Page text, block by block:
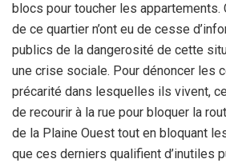
blocs pour toucher les
de ce quartier n’ont eu de cesse
publics de la dangerosité de cette
une crise sociale. Pour dénoncer les
précarité dans lesquelles ils vivent,
de recourir à la rue pour bloquer la
de la Plaine Ouest tout en bloquant
que ces derniers qualifient d’inutiles